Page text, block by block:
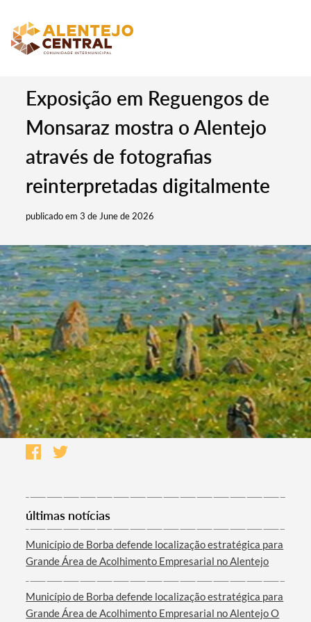
Exposição em Reguengos de
Monsaraz mostra o Alentejo
através de fotografias
reinterpretadas digitalmente
publicado em 3 de June de 2026
últimas notícias
Município de Borba defende localização estratégica para
Grande Área de Acolhimento Empresarial no Alentejo
Município de Borba defende localização estratégica para
Grande Área de Acolhimento Empresarial no Alentejo O